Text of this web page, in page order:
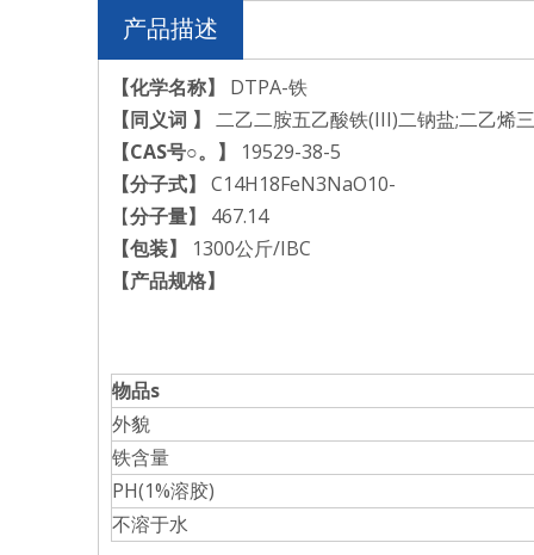
产品描述
【化学名称】
DTPA-铁
【同义词 】
二乙二胺五乙酸铁(III)二钠盐;二乙烯
【CAS号○。 】
19529-38-5
【分子式】
C14H18FeN3NaO10-
【分子量】
467.14
【包装】
1300公斤/IBC
【产品规格】
物品s
外貌
铁含量
PH(1%溶胶)
不溶于水